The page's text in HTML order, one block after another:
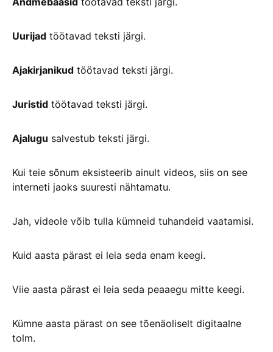
Uurijad töötavad teksti järgi.
Ajakirjanikud töötavad teksti järgi.
Juristid töötavad teksti järgi.
Ajalugu salvestub teksti järgi.
Kui teie sõnum eksisteerib ainult videos, siis on see
interneti jaoks suuresti nähtamatu.
Jah, videole võib tulla kümneid tuhandeid vaatamisi.
Kuid aasta pärast ei leia seda enam keegi.
Viie aasta pärast ei leia seda peaaegu mitte keegi.
Kümne aasta pärast on see tõenäoliselt digitaalne
tolm.